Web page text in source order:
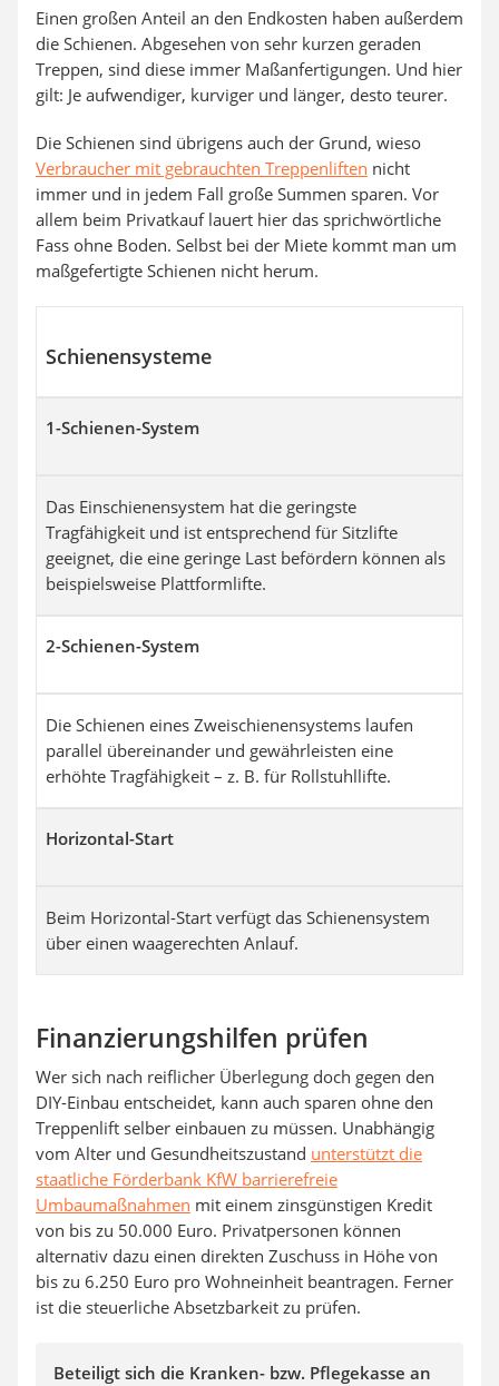
Einen großen Anteil an den Endkosten haben außerdem
die Schienen. Abgesehen von sehr kurzen geraden
Treppen, sind diese immer Maßanfertigungen. Und hier
gilt: Je aufwendiger, kurviger und länger, desto teurer.
Die Schienen sind übrigens auch der Grund, wieso
Verbraucher mit gebrauchten Treppenliften nicht
immer und in jedem Fall große Summen sparen. Vor
allem beim Privatkauf lauert hier das sprichwörtliche
Fass ohne Boden. Selbst bei der Miete kommt man um
maßgefertigte Schienen nicht herum.
Schienensysteme
1-Schienen-System
Das Einschienensystem hat die geringste
Tragfähigkeit und ist entsprechend für Sitzlifte
geeignet, die eine geringe Last befördern können als
beispielsweise Plattformlifte.
2-Schienen-System
Die Schienen eines Zweischienensystems laufen
parallel übereinander und gewährleisten eine
erhöhte Tragfähigkeit – z. B. für Rollstuhllifte.
Horizontal-Start
Beim Horizontal-Start verfügt das Schienensystem
über einen waagerechten Anlauf.
Finanzierungshilfen prüfen
Wer sich nach reiflicher Überlegung doch gegen den
DIY-Einbau entscheidet, kann auch sparen ohne den
Treppenlift selber einbauen zu müssen. Unabhängig
vom Alter und Gesundheitszustand unterstützt die
staatliche Förderbank KfW barrierefreie
Umbaumaßnahmen mit einem zinsgünstigen Kredit
von bis zu 50.000 Euro. Privatpersonen können
alternativ dazu einen direkten Zuschuss in Höhe von
bis zu 6.250 Euro pro Wohneinheit beantragen. Ferner
ist die steuerliche Absetzbarkeit zu prüfen.
Beteiligt sich die Kranken- bzw. Pflegekasse an